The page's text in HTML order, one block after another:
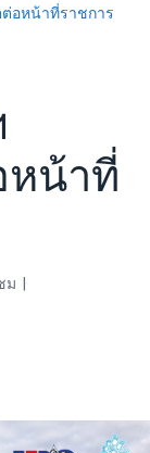
อหน้าที่ราชการ
น้าที่
ม